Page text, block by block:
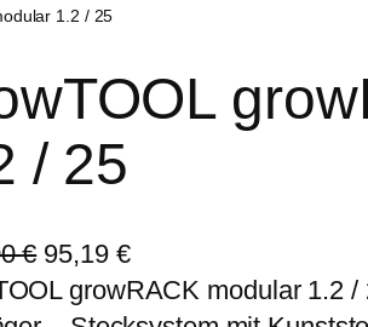
1.2 / 25
/ 25
€ U
r
95,19 €A
k
growRACK modular 1.2